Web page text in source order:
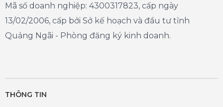
Mã số doanh nghiệp: 4300317823, cấp ngày
13/02/2006, cấp bởi Sở kế hoạch và đầu tư tỉnh
Quảng Ngãi - Phòng đăng ký kinh doanh.
THÔNG TIN